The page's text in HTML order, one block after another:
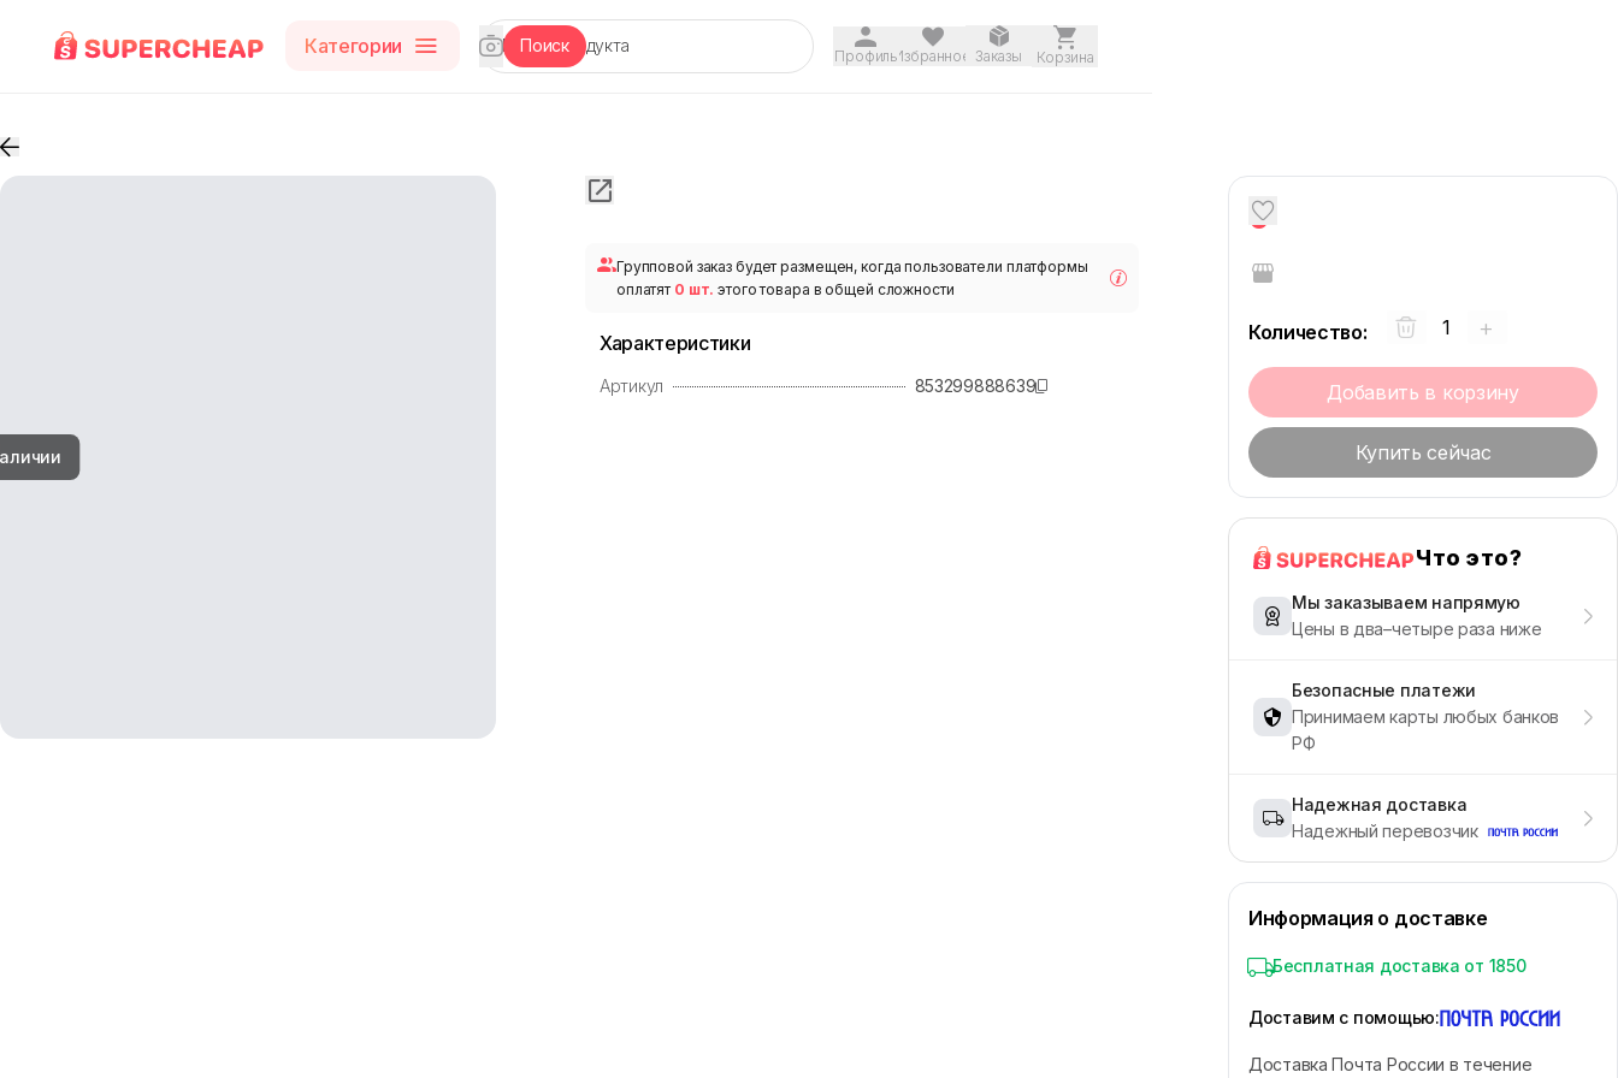
Категории Поиск ПрофильИзбранное Заказы Корзина
Групповой заказ будет размещен, когда пользователи платформы
оплатят 0 шт. этого товара в общей сложности
Характеристики
Артикул 853299888639
0
Количество: +
Добавить в корзину
Купить сейчас
Что это?
Мы заказываем напрямую
Цены в два–четыре раза ниже
Безопасные платежи
Принимаем карты любых банков
РФ
Надежная доставка
Надежный перевозчик
Информация о доставке
Бесплатная доставка от 1850
Доставим с помощью:
Доставка Почта России в течение